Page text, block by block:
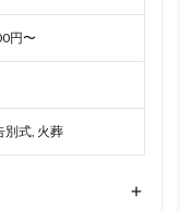
円〜
別式, 火葬
+